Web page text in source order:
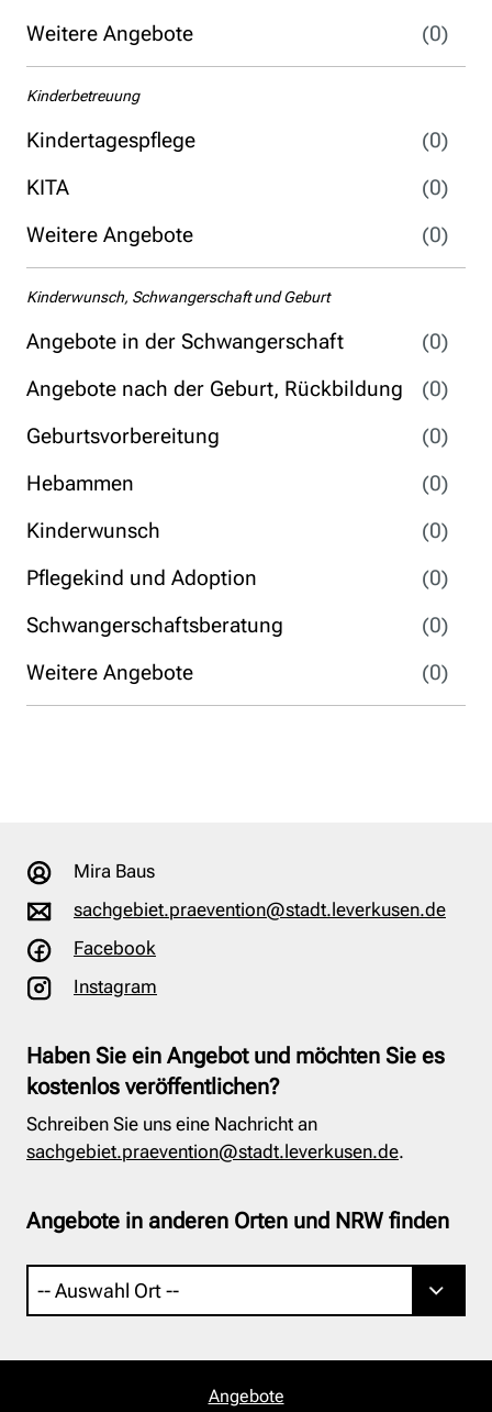
Weitere Angebote
(0)
Kinderbetreuung
Kindertagespflege
(0)
KITA
(0)
Weitere Angebote
(0)
Kinderwunsch, Schwangerschaft und Geburt
Angebote in der Schwangerschaft
(0)
Angebote nach der Geburt, Rückbildung
(0)
Geburtsvorbereitung
(0)
Hebammen
(0)
Kinderwunsch
(0)
Pflegekind und Adoption
(0)
Schwangerschaftsberatung
(0)
Weitere Angebote
(0)
Mira Baus
sachgebiet.praevention@stadt.leverkusen.de
Facebook
Instagram
Haben Sie ein Angebot und möchten Sie es
kostenlos veröffentlichen?
Schreiben Sie uns eine Nachricht an
sachgebiet.praevention@stadt.leverkusen.de.
Angebote in anderen Orten und NRW finden
Angebote